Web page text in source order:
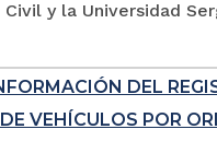
y la Universidad
DEL
VEHÍCULOS POR